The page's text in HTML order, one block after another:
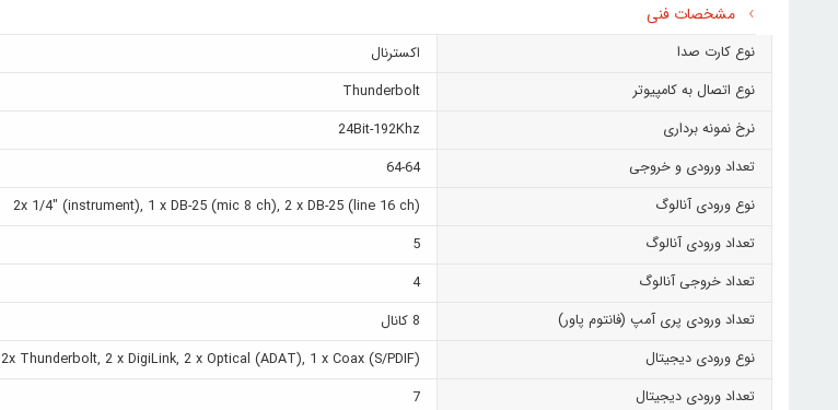
مشخصات فنی
نوع کارت صدا
اکسترنال
نوع اتصال به کامپیوتر
Thunderbolt
نرخ نمونه برداری
24Bit-192Khz
تعداد ورودی و خروجی
64-64
نوع ورودی آنالوگ
2x 1/4" (instrument), 1 x DB-25 (mic 8 ch), 2 x DB-25 (line 16 ch)
تعداد ورودی آنالوگ
5
تعداد خروجی آنالوگ
4
تعداد ورودی پری آمپ (فانتوم پاور)
8 کانال
نوع ورودی دیجیتال
2x Thunderbolt, 2 x DigiLink, 2 x Optical (ADAT), 1 x Coax (S/PDIF)
تعداد ورودی دیجیتال
7